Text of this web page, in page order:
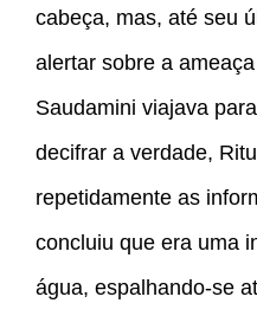
cabeça, mas, até seu
alertar sobre a
Saudamini viajava
decifrar a verdade,
repetidamente as
concluiu que era uma
água, espalhando-se